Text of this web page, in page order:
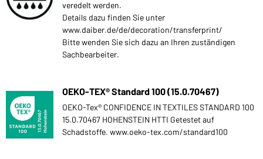
veredelt werden.
Details dazu finden Sie unter
www.daiber.de/de/decoration/transferprint/
Bitte wenden Sie sich dazu an Ihren zuständigen
Sachbearbeiter.
OEKO-TEX® Standard 100 (15.0.70467)
OEKO-Tex® CONFIDENCE IN TEXTILES STANDARD 100
15.0.70467 HOHENSTEIN HTTI Getestet auf
Schadstoffe. www.oeko-tex.com/standard100